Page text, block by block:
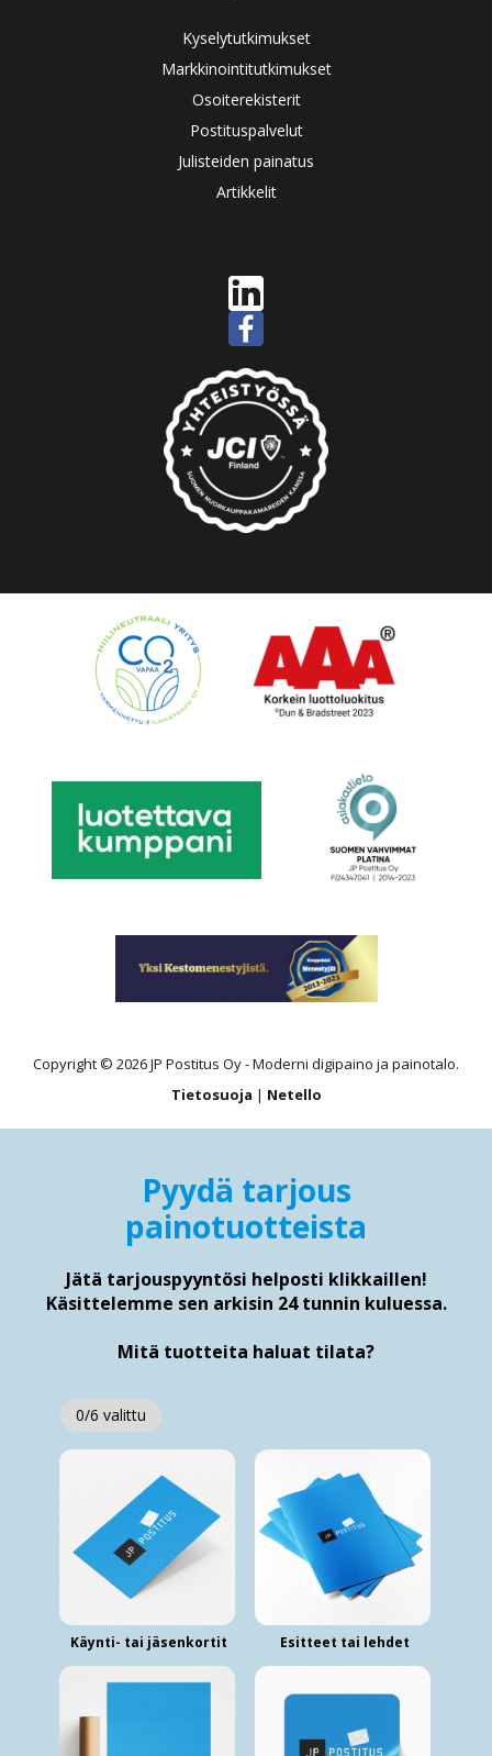
Kyselytutkimukset
Markkinointitutkimukset
Osoiterekisterit
Postituspalvelut
Julisteiden painatus
Artikkelit
Copyright © 2026 JP Postitus Oy - Moderni digipaino ja painotalo.
Tietosuoja | Netello